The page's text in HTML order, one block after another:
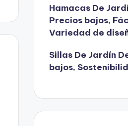
Hamacas De
Precios bajos,
Variedad de
Sillas De Jardín
bajos,